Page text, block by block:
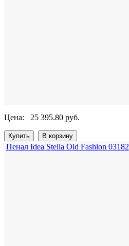
Цена: 25 395.80 руб.
Пенал Idea Stella Old Fashion 03182